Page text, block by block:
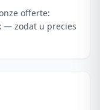
offerte:
— zodat u precies